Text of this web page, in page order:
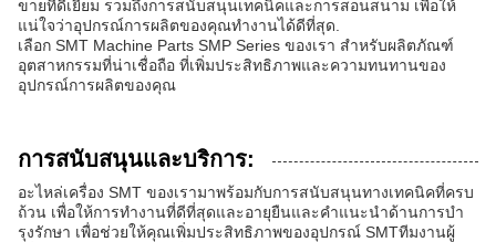
ขายที่ดีเยี่ยม รวมถึงการสนับสนุนเทคนิคและการสอนสนาม เพื่อให้
แน่ใจว่าอุปกรณ์การผลิตของคุณทํางานได้ดีที่สุด.
เลือก SMT Machine Parts SMP Series ของเรา สําหรับผลิตภัณฑ์
อุตสาหกรรมที่น่าเชื่อถือ ที่เพิ่มประสิทธิภาพและความทนทานของ
อุปกรณ์การผลิตของคุณ
การสนับสนุนและบริการ:
อะไหล่เครื่อง SMT ของเรามาพร้อมกับการสนับสนุนทางเทคนิคที่ครบ
ถ้วน เพื่อให้การทํางานที่ดีที่สุดและอายุยืนและคําแนะนําด้านการบํา
รุงรักษา เพื่อช่วยให้คุณเพิ่มประสิทธิภาพของอุปกรณ์ SMTทีมงานผู้